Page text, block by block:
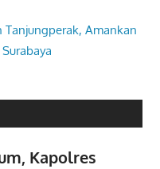
Tanjungperak, Amankan
Kapolres